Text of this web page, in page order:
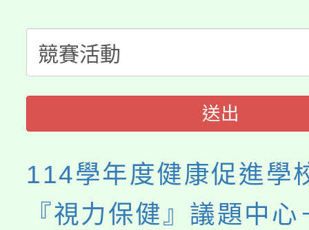
生本土語及新住民語歌
代理(課)教師甄選結果(
公告本校115學年度第
代理(課)教師甄選結果(
轉知中國文化大學推廣
《TA101》溝通分析基
程，歡迎學生輔導中心
心理、諮商輔導、社會
送出
114學年度健康促進學
『視力保健』議題中